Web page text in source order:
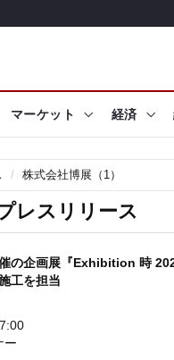
マーケット 経済
株式会社博展（1）
レスリリース
の企画展『Exhibition 時
工を担当
ー